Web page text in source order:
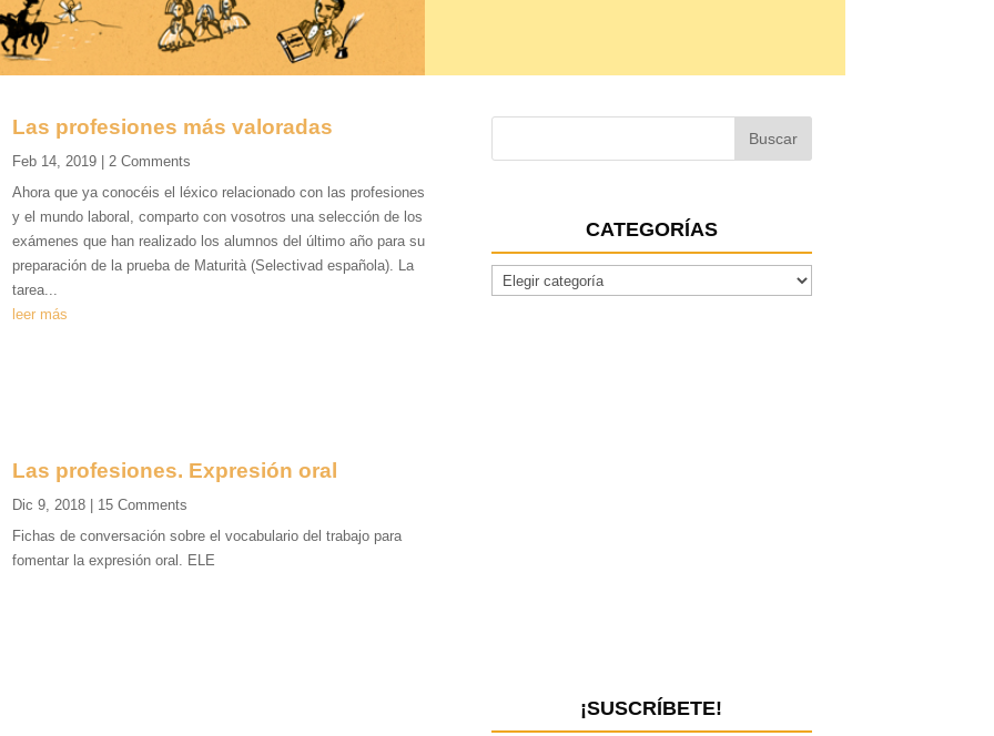
Las profesiones más valoradas
Feb 14, 2019 | 2 Comments
Ahora que ya conocéis el léxico relacionado con las profesiones
y el mundo laboral, comparto con vosotros una selección de los
exámenes que han realizado los alumnos del último año para su
preparación de la prueba de Maturità (Selectivad española). La
tarea...
leer más
Las profesiones. Expresión oral
Dic 9, 2018 | 15 Comments
Fichas de conversación sobre el vocabulario del trabajo para
fomentar la expresión oral. ELE
CATEGORÍAS
¡SUSCRÍBETE!